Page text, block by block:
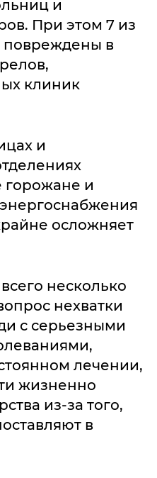
и
При этом 7 из
повреждены в
клиник
и
горожане и
осложняет
несколько
нехватки
с серьезными
лечении,
жизненно
из-за того,
в